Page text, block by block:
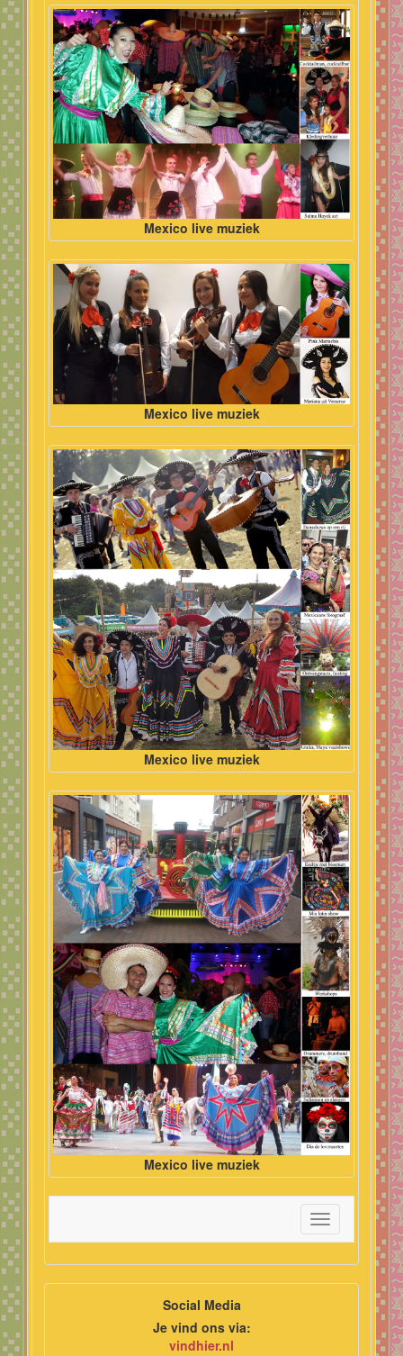
Mexico live muziek
Mexico live muziek
Mexico live muziek
Mexico live muziek
Toggle
navigation
Social Media
Je vind ons via:
vindhier.nl